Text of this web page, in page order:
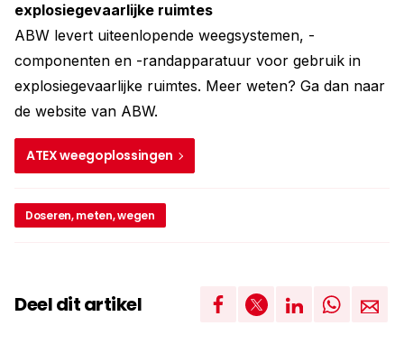
explosiegevaarlijke ruimtes
ABW levert uiteenlopende weegsystemen, -
componenten en -randapparatuur voor gebruik in
explosiegevaarlijke ruimtes. Meer weten? Ga dan naar
de website van ABW.
ATEX weegoplossingen
Doseren, meten, wegen
Deel dit artikel